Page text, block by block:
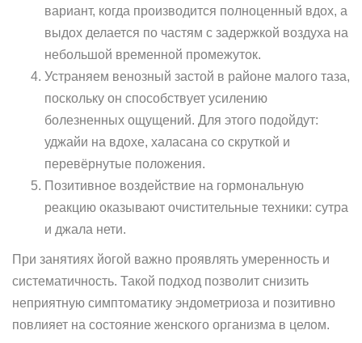
вариант, когда производится полноценный вдох, а
выдох делается по частям с задержкой воздуха на
небольшой временной промежуток.
Устраняем венозный застой в районе малого таза,
поскольку он способствует усилению
болезненных ощущений. Для этого подойдут:
уджайи на вдохе, халасана со скруткой и
перевёрнутые положения.
Позитивное воздействие на гормональную
реакцию оказывают очистительные техники: сутра
и джала нети.
При занятиях йогой важно проявлять умеренность и
систематичность. Такой подход позволит снизить
неприятную симптоматику эндометриоза и позитивно
повлияет на состояние женского организма в целом.